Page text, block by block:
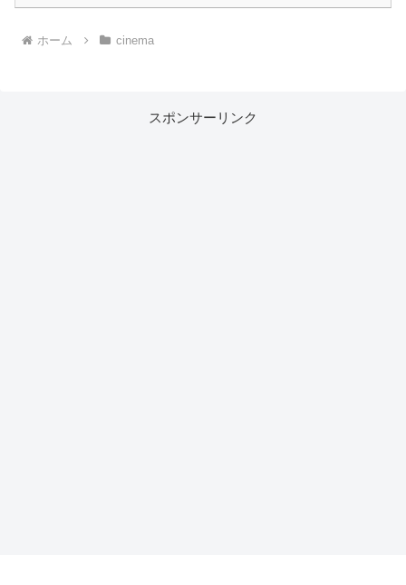
ホーム cinema
スポンサーリンク